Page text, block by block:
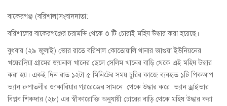
বাকেরগঞ্জ (বরিশাল)সংবাদদাতা:
বরিশালের বাকেরগঞ্জের চরামদ্দি থেকে ৩ টি চোরাই মহিষ উদ্ধার করা হয়েছে।
বুধবার (২৯ জুলাই) ভোর রাতে বরিশাল কোতোয়ালি থানার জাগুয়া ইউনিয়নের
খয়েরদিয়া গ্রামের জয়নাল খানের ছেলে সেলিম খানের বাড়ি থেকে এই মহিষ উদ্ধার
করা হয়। একই দিন রাত ১২টা ৫ মিনিটের সময় চুরির কাজে ব্যবহৃত ১টি পিকআপ
ভ্যান রুপাতলীর জাকারিয়ার গ্যারেজের সামনে থেকে উদ্ধার করে ভ্যান ড্রাইভার
বিপ্লব শিকদার (২৮) এর স্বীকারোক্তি অনুযায়ী চোরের বাড়ি থেকে মহিষ উদ্ধার করা